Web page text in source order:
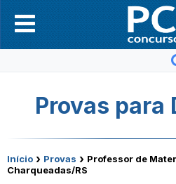
Provas para
Início › Provas › Professor de
Charqueadas/RS